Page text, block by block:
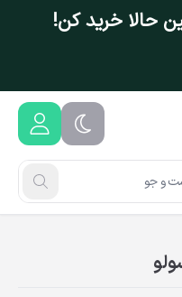
حالا خرید کن!